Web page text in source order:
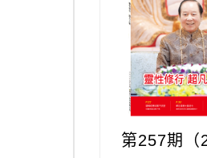
第257期（